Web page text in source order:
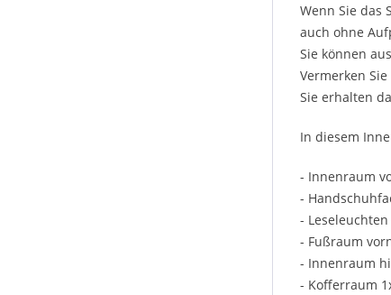
Wenn Sie das
auch ohne
Sie können
Vermerken
Sie erhalten
In diesem
- Innenraum
-
-
- Fußraum
- Innenraum
- Kofferraum